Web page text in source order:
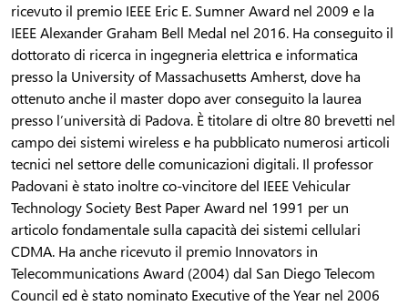
ricevuto il premio IEEE Eric E. Sumner Award nel 2009 e la
IEEE Alexander Graham Bell Medal nel 2016. Ha conseguito il
dottorato di ricerca in ingegneria elettrica e informatica
presso la University of Massachusetts Amherst, dove ha
ottenuto anche il master dopo aver conseguito la laurea
presso l’università di Padova. È titolare di oltre 80 brevetti nel
campo dei sistemi wireless e ha pubblicato numerosi articoli
tecnici nel settore delle comunicazioni digitali. Il professor
Padovani è stato inoltre co-vincitore del IEEE Vehicular
Technology Society Best Paper Award nel 1991 per un
articolo fondamentale sulla capacità dei sistemi cellulari
CDMA. Ha anche ricevuto il premio Innovators in
Telecommunications Award (2004) dal San Diego Telecom
Council ed è stato nominato Executive of the Year nel 2006